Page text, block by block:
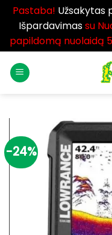
Pastaba! Užsakytas
Išpardavimassu
papildomą nuolaidą
-24%